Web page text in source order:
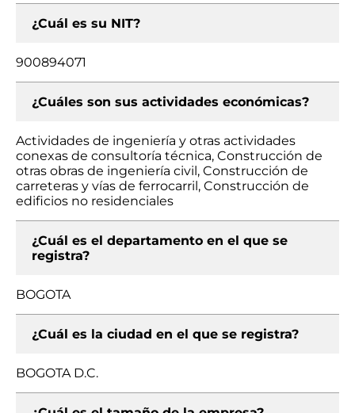
¿Cuál es su NIT?
900894071
¿Cuáles son sus actividades económicas?
Actividades de ingeniería y otras actividades
conexas de consultoría técnica, Construcción de
otras obras de ingeniería civil, Construcción de
carreteras y vías de ferrocarril, Construcción de
edificios no residenciales
¿Cuál es el departamento en el que se
registra?
BOGOTA
¿Cuál es la ciudad en el que se registra?
BOGOTA D.C.